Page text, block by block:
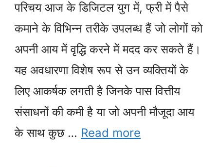
परिचय आज के डिजिटल युग में, फ्री में पैसे
कमाने के विभिन्न तरीके उपलब्ध हैं जो लोगों को
अपनी आय में वृद्धि करने में मदद कर सकते हैं।
यह अवधारणा विशेष रूप से उन व्यक्तियों के
लिए आकर्षक लगती है जिनके पास वित्तीय
संसाधनों की कमी है या जो अपनी मौजूदा आय
के साथ कुछ … Read more